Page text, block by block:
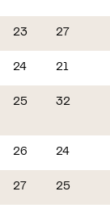
23 27
24 21
25 32
26 24
27 25